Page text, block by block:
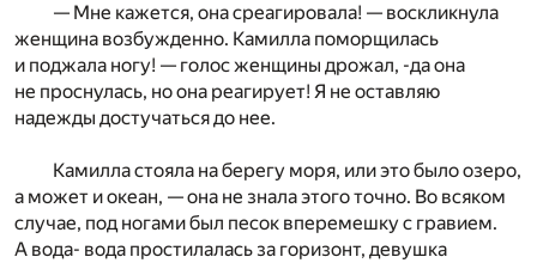
— Мне кажется, она среагировала! — воскликнула
женщина возбужденно. Камилла поморщилась
и поджала ногу! — голос женщины дрожал, -да она
не проснулась, но она реагирует! Я не оставляю
надежды достучаться до нее.
Камилла стояла на берегу моря, или это было озеро,
а может и океан, — она не знала этого точно. Во всяком
случае, под ногами был песок вперемешку с гравием.
А вода- вода простилалась за горизонт, девушка